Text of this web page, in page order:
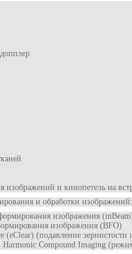
изображений и кинопетель на
и обработки изображений:
изображения
изображения (BFO)
(eClear) (подавление зернистости
Harmonic Compound Imaging